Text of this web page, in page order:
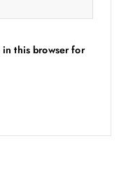
in this browser for